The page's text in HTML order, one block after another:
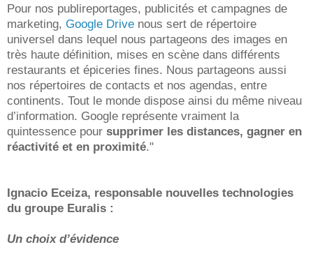
Pour nos publireportages, publicités et campagnes de
marketing, Google Drive nous sert de répertoire
universel dans lequel nous partageons des images en
très haute définition, mises en scène dans différents
restaurants et épiceries fines. Nous partageons aussi
nos répertoires de contacts et nos agendas, entre
continents. Tout le monde dispose ainsi du même niveau
d’information. Google représente vraiment la
quintessence pour supprimer les distances, gagner en
réactivité et en proximité."
Ignacio Eceiza, responsable nouvelles technologies
du groupe Euralis :
Un choix d’évidence